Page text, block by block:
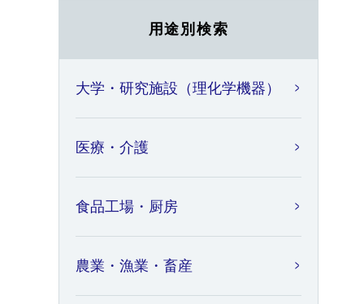
用途別検索
大学・研究施設（理化学機器）
医療・介護
食品工場・厨房
農業・漁業・畜産